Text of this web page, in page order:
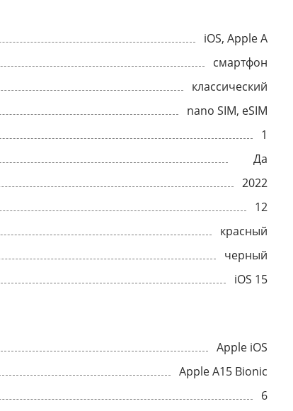
iOS, Apple A
смартфон
классический
nano SIM, eSIM
1
Да
2022
12
красный
черный
iOS 15
Apple iOS
Apple A15 Bionic
6